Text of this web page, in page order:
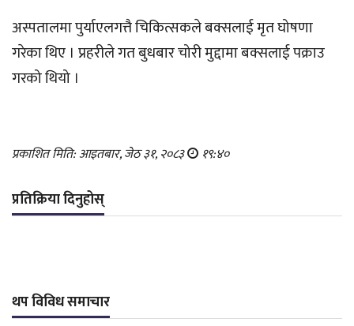
अस्पतालमा पुर्याएलगत्तै चिकित्सकले बक्सलाई मृत घोषणा
गरेका थिए । प्रहरीले गत बुधबार चोरी मुद्दामा बक्सलाई पक्राउ
गरको थियो ।
प्रकाशित मिति: आइतबार, जेठ ३१, २०८३ १९:४०
प्रतिक्रिया दिनुहोस्
थप विविध समाचार